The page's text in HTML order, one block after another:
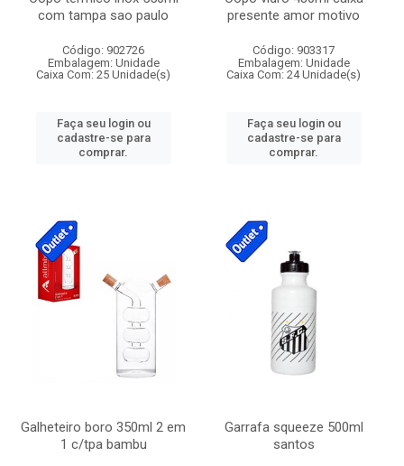
com tampa sao paulo
Código: 902726
Embalagem: Unidade
Caixa Com: 25 Unidade(s)
Faça seu login ou
cadastre-se para
comprar.
presente amor motivo
Código: 903317
Embalagem: Unidade
Caixa Com: 24 Unidade(s)
Faça seu login ou
cadastre-se para
comprar.
Galheteiro boro 350ml 2 em
1 c/tpa bambu
Garrafa squeeze 500ml
santos